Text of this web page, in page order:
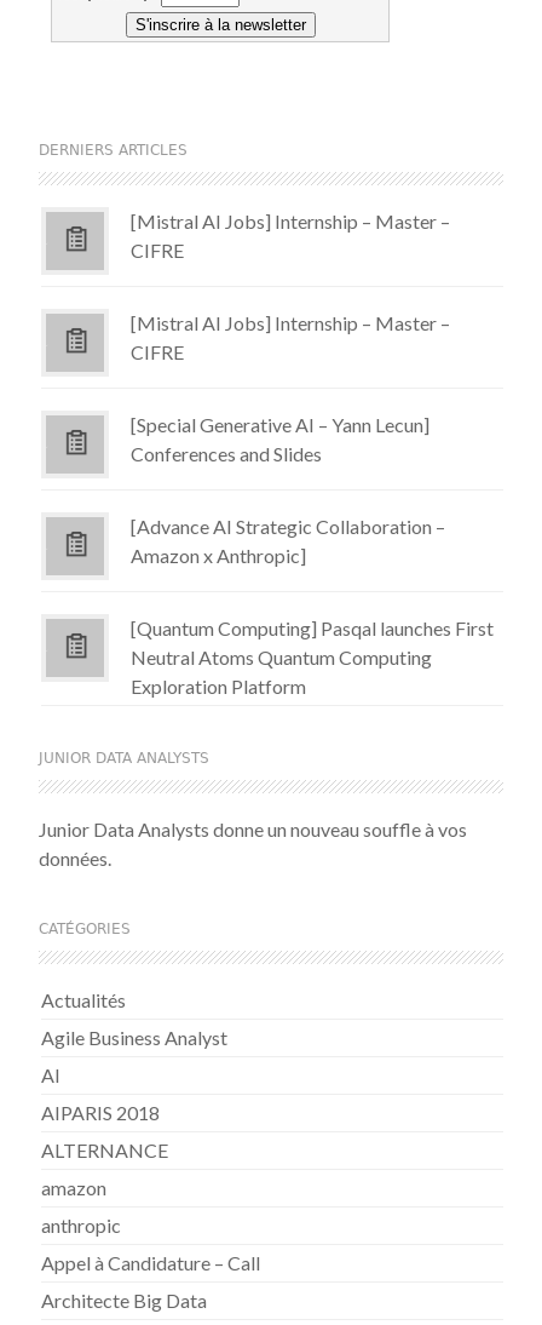
DERNIERS ARTICLES
[Mistral AI Jobs] Internship – Master –
CIFRE
[Mistral AI Jobs] Internship – Master –
CIFRE
[Special Generative AI – Yann Lecun]
Conferences and Slides
[Advance AI Strategic Collaboration –
Amazon x Anthropic]
[Quantum Computing] Pasqal launches First
Neutral Atoms Quantum Computing
Exploration Platform
JUNIOR DATA ANALYSTS
Junior Data Analysts donne un nouveau souffle à vos
données.
CATÉGORIES
Actualités
Agile Business Analyst
AI
AIPARIS 2018
ALTERNANCE
amazon
anthropic
Appel à Candidature – Call
Architecte Big Data